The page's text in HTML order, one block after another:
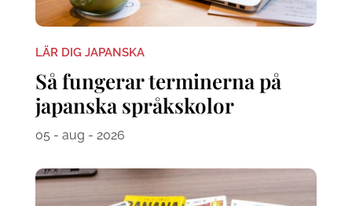
LÄR DIG JAPANSKA
Så fungerar terminerna på
japanska språkskolor
05 - aug - 2026